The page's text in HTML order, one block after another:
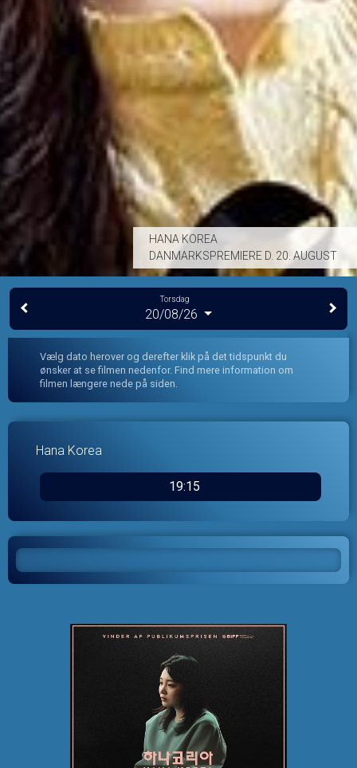
HANA KOREA
DANMARKSPREMIERE D. 20. AUGUST
Torsdag
20/08/26
Vælg dato herover og derefter klik på det tidspunkt du
ønsker at se filmen nedenfor. Find mere information om
filmen længere nede på siden.
Hana Korea
19:15